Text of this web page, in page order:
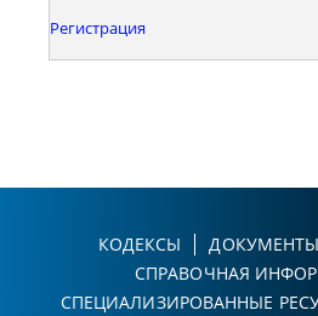
Регистрация
КОДЕКСЫ
СПРАВОЧНАЯ
СПЕЦИАЛИЗИРОВАННЫЕ